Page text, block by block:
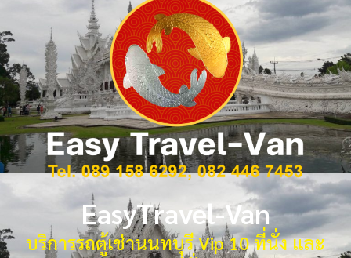
EasyTravel-Van
บริการรถตู้เช่านนทบุรี Vip 10 ที่นั่ง และ